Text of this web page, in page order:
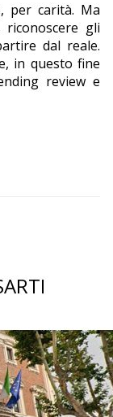
per carità. Ma
gli
dal reale.
in questo fine
review e